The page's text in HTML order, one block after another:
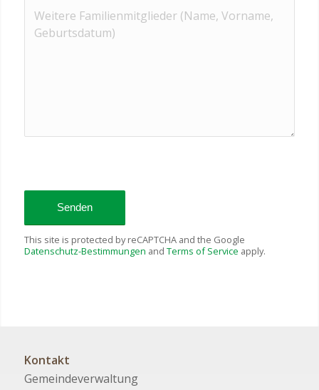
This site is protected by reCAPTCHA and the Google
Datenschutz-Bestimmungen and Terms of Service apply.
Kontakt
Gemeindeverwaltung